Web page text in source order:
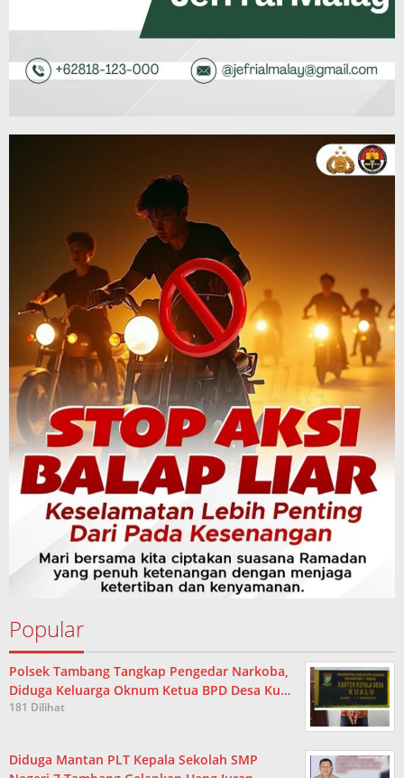
Popular
Polsek Tambang Tangkap Pengedar Narkoba,
Diduga Keluarga Oknum Ketua BPD Desa Ku…
181 Dilihat
Diduga Mantan PLT Kepala Sekolah SMP